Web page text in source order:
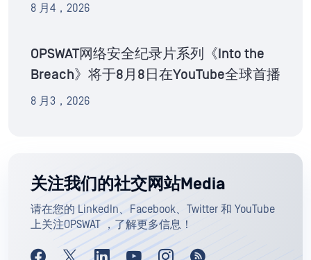
8 月4，2026
OPSWAT网络安全纪录片系列《Into the
Breach》将于8月8日在YouTube全球首播
8 月3，2026
关注我们的社交网站Media
请在您的 LinkedIn、Facebook、Twitter 和 YouTube
上关注OPSWAT ，了解更多信息！